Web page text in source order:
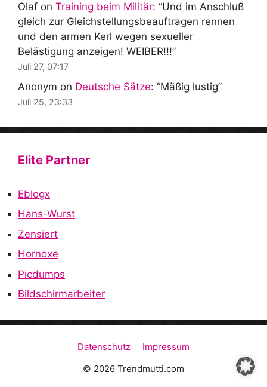
Olaf on Training beim Militär: “Und im Anschluß
gleich zur Gleichstellungsbeauftragen rennen
und den armen Kerl wegen sexueller
Belästigung anzeigen! WEIBER!!!”
Juli 27, 07:17
Anonym on Deutsche Sätze: “Mäßig lustig”
Juli 25, 23:33
Elite Partner
Eblogx
Hans-Wurst
Zensiert
Hornoxe
Picdumps
Bildschirmarbeiter
Datenschutz
Impressum
© 2026 Trendmutti.com